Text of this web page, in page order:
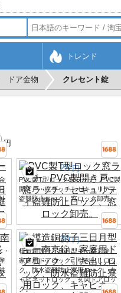
トレンド
ドア金物 クレセント錠
円
28 円
PVC製T型ロック窓ラッチ、PVC製
開き戸・窓ラッチ、セキュリティ
盗難防止ロック、窓ロック卸売。
39 円
模造銅原子三日月型キー南京錠、
家庭用ドアロック、引き出しロッ
ク、防水盗難防止寮用ロック、キ
ャビネットロック、玄関ドアロッ
ク。